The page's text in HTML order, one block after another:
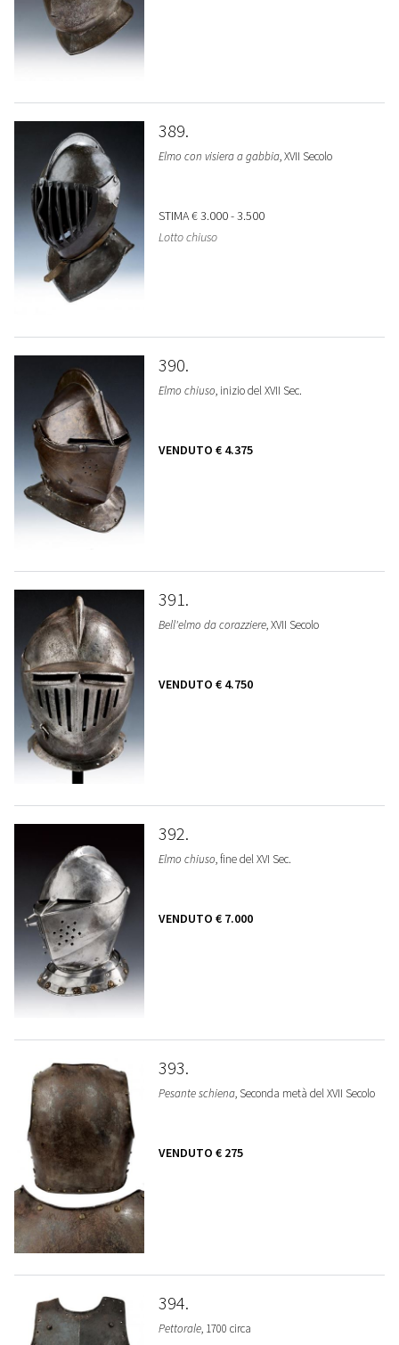
389
Elmo con visiera a gabbia, XVII Secolo
STIMA€ 3.000 - 3.500
Lotto chiuso
390
Elmo chiuso, inizio del XVII Sec.
VENDUTO € 4.375
391
Bell'elmo da corazziere, XVII Secolo
VENDUTO € 4.750
392
Elmo chiuso, fine del XVI Sec.
VENDUTO € 7.000
393
Pesante schiena, Seconda metà del XVII Secolo
VENDUTO € 275
394
Pettorale, 1700 circa